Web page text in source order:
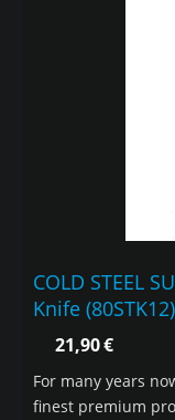
COLD STEEL
Knife (80STK12)
21,90€
For many years
finest premium